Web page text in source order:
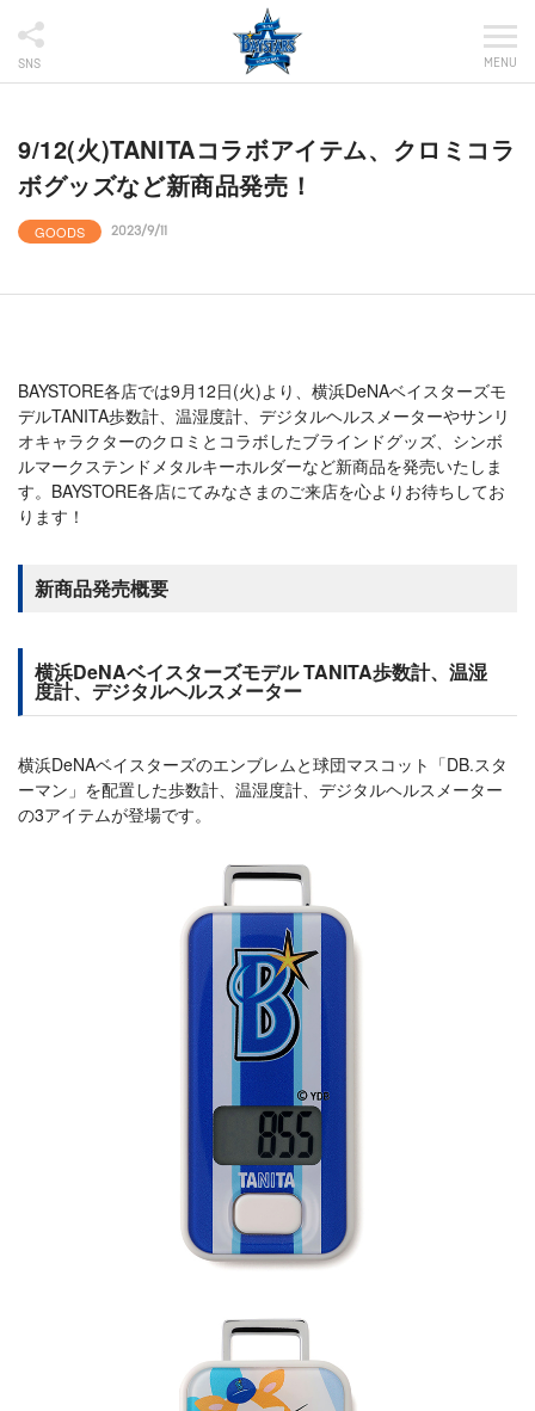
SNS MENU
9/12(火)TANITAコラボアイテム、クロミコラ
ボグッズなど新商品発売！
GOODS 2023/9/11
BAYSTORE各店では9月12日(火)より、横浜DeNAベイスターズモ
デルTANITA歩数計、温湿度計、デジタルヘルスメーターやサンリ
オキャラクターのクロミとコラボしたブラインドグッズ、シンボ
ルマークステンドメタルキーホルダーなど新商品を発売いたしま
す。BAYSTORE各店にてみなさまのご来店を心よりお待ちしてお
ります！
新商品発売概要
横浜DeNAベイスターズモデル TANITA歩数計、温湿
度計、デジタルヘルスメーター
横浜DeNAベイスターズのエンブレムと球団マスコット「DB.スタ
ーマン」を配置した歩数計、温湿度計、デジタルヘルスメーター
の3アイテムが登場です。